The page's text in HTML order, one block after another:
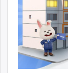
Livetv.mn
Eguur.mn
24tsag.mn
shuud.mn
eagle.mn
ergelt.mn